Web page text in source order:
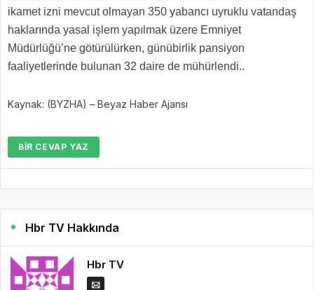
ikamet izni mevcut olmayan 350 yabancı uyruklu vatandaş
haklarında yasal işlem yapılmak üzere Emniyet
Müdürlüğü’ne götürülürken, günübirlik pansiyon
faaliyetlerinde bulunan 32 daire de mühürlendi..
Kaynak: (BYZHA) – Beyaz Haber Ajansı
BIR CEVAP YAZ
Hbr TV Hakkında
Hbr TV